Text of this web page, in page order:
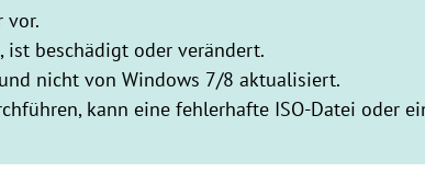
vor.
beschädigt oder verändert.
nicht von Windows 7/8 aktualisiert.
kann eine fehlerhafte ISO-Datei oder